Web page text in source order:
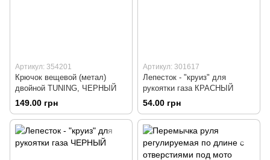
Артикул: 354201
Крючок вещевой (метал)
двойной TUNING, ЧЕРНЫЙ
149.00 грн
Артикул: 301617
Лепесток - "круиз" для
рукоятки газа КРАСНЫЙ
54.00 грн